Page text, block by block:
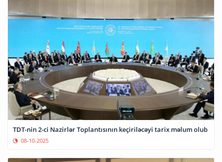
TDT-nin 2-ci Nazirlər Toplantısının keçiriləcəyi tarix məlum olub
08-10-2025